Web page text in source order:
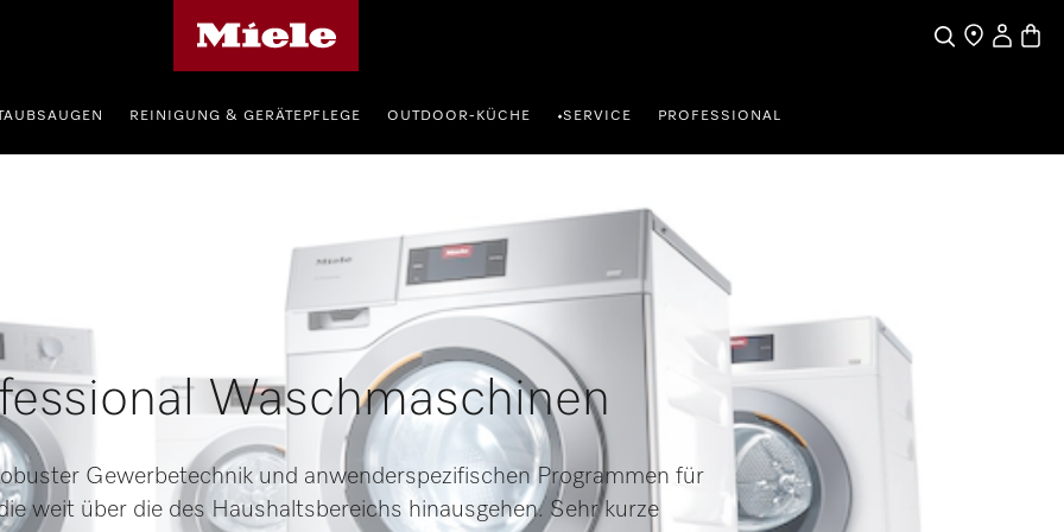
SucheHändlersuche
REINIGUNG & GERÄTEPFLEGE OUTDOOR-KÜCHE •SERVICE PROFESSIONAL
Waschmaschinen
Gewerbetechnik und anwenderspezifischen Programmen für
weit über die des Haushaltsbereichs hinausgehen. Sehr kurze